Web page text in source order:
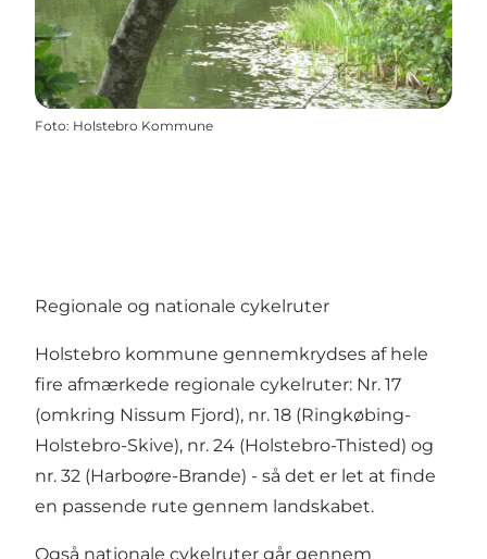
Foto: Holstebro Kommune
Regionale og nationale cykelruter
Holstebro kommune gennemkrydses af hele
fire afmærkede regionale cykelruter: Nr. 17
(omkring Nissum Fjord), nr. 18 (Ringkøbing-
Holstebro-Skive), nr. 24 (Holstebro-Thisted) og
nr. 32 (Harboøre-Brande) - så det er let at finde
en passende rute gennem landskabet.
Også nationale cykelruter går gennem